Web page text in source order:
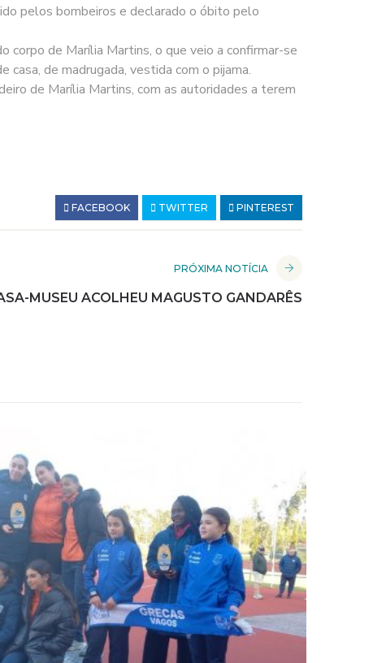
pelos bombeiros e declarado o óbito pelo
corpo de Marília Martins, o que veio a confirmar-se
de madrugada, vestida com o pijama.
de Marília Martins, com as autoridades a terem
FACEBOOK TWITTER PINTEREST
PRÓXIMA NOTÍCIA
MUSEU ACOLHEU MAGUSTO GANDARÊS